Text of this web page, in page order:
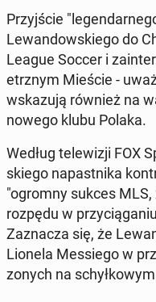
Przyjś­cie
Lewandowskiego do
League Soccer i
etrznym Mieście -
wskazu­ją również na
nowego klubu Polaka.
Według telewiz­ji FOX
skiego na­past­ni­ka
"ogromny sukces
rozpędu w
Za­z­nacza się, że
Lionela Messiego w
zonych na